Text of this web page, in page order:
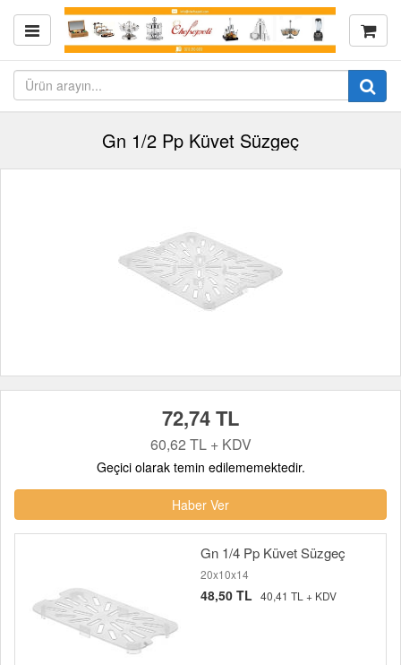
Gn 1/2 Pp Küvet Süzgeç
72,74 TL
60,62 TL + KDV
Geçici olarak temin edilememektedir.
Haber Ver
Gn 1/4 Pp Küvet Süzgeç
20x10x14
48,50 TL 40,41 TL + KDV